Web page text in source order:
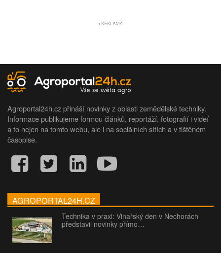
Agroportal24h.cz přináší novinky z oblasti zemědělské techniky.
Informace publikujeme formou článků, reportáží, fotografií i videí
a to nejen na tomto webu, ale i na sociálních sítích a v tištěném
časopise.
AGROPORTAL24H.CZ
Technika v praxi: Vinařský den v Nechorách
představil novinky přímo…